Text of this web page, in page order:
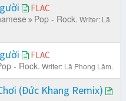
FLAC
Pop - Rock. Writer: Lã
FLAC
- Rock. Writer: Lã Phong Lâm.
(Đức Khang Remix)